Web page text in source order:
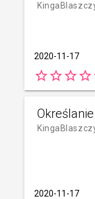
2020-11-17
star_borderstar_borderstar_borderstar_border
2020-11-17